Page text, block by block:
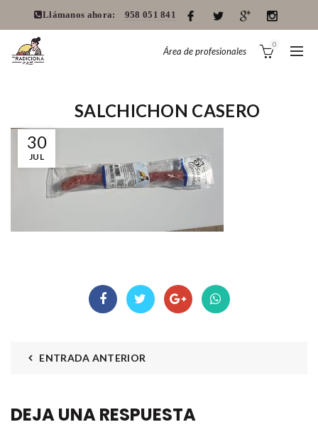
Llámanos ahora: 958 051 841
Área de profesionales
0
30
JUL
SALCHICHON CASERO
ENTRADA ANTERIOR
DEJA UNA RESPUESTA